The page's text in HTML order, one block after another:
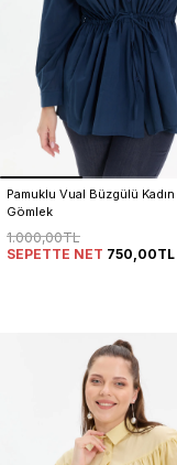
Pamuklu Vual Büzgülü Kadın
Gömlek
1.000,00TL
SEPETTE NET 750,00TL